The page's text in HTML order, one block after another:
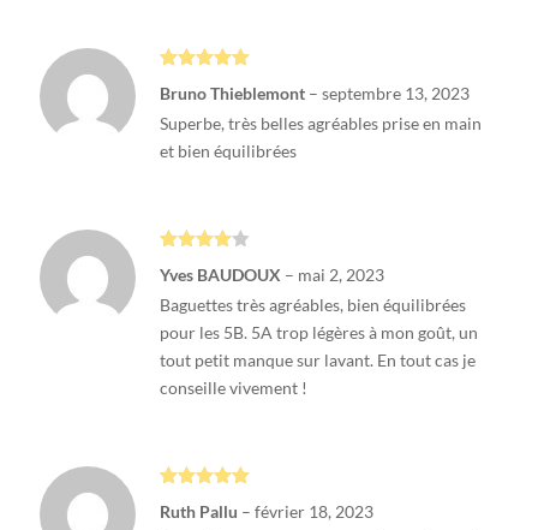
5
Bruno Thieblemont – septembre 13, 2023
Superbe, très belles agréables prise en main
et bien équilibrées
sur 5
Yves BAUDOUX – mai 2, 2023
Baguettes très agréables, bien équilibrées
pour les 5B. 5A trop légères à mon goût, un
tout petit manque sur lavant. En tout cas je
conseille vivement !
5
Ruth Pallu – février 18, 2023